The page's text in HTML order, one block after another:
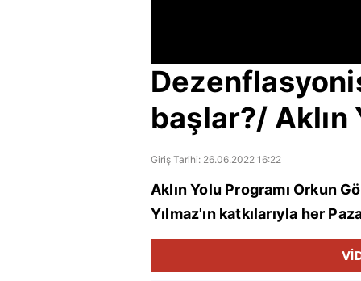
başlar?/
Giriş Tarihi: 26.06.2022 16:22
Aklın Yolu Programı Orkun
Yılmaz'ın katkılarıyla her